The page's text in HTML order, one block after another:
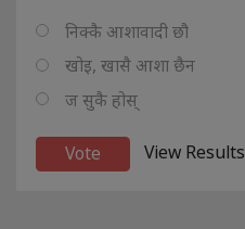
निक्कै आशावादी छौ
खोइ, खासै आशा छैन
ज सुकै होस्
View Results